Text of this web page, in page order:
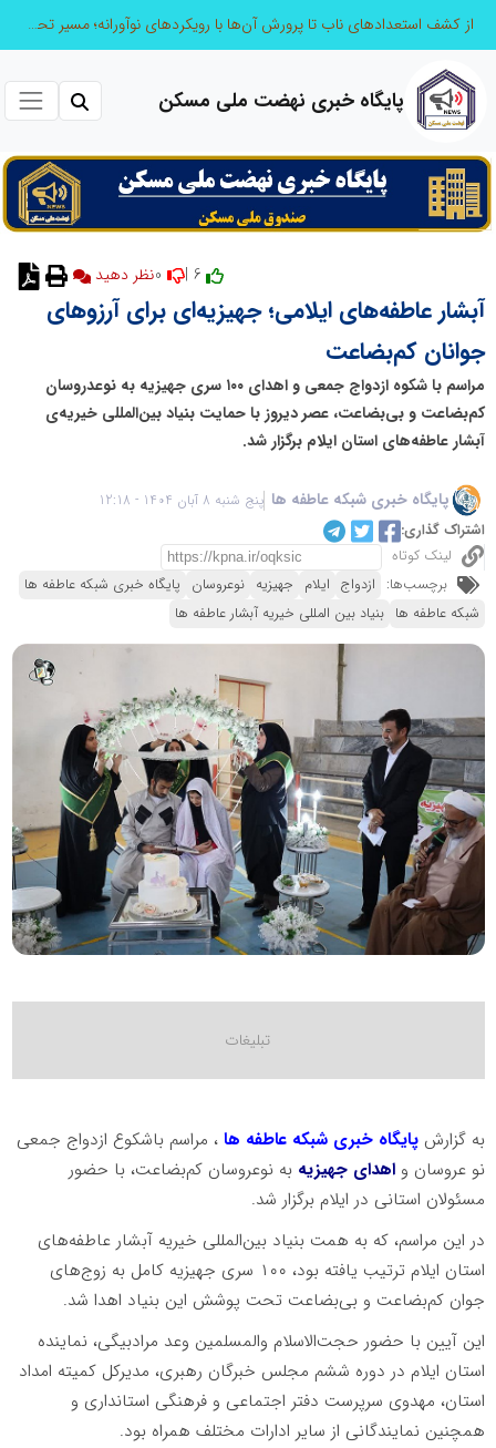
از کشف استعدادهای ناب تا پرورش آن‌ها با رویکردهای نوآورانه؛ مسیر تحول‌آفرین شنای ایران در سطح جهانی
پایگاه خبری نهضت ملی مسکن
نظر دهید
آبشار عاطفه‌های ایلامی؛ جهیزیه‌ای برای آرزوهای
جوانان کم‌بضاعت
مراسم با شکوه ازدواج جمعی و اهدای ۱۰۰ سری جهیزیه به نوعدروسان
کم‌بضاعت و بی‌بضاعت، عصر دیروز با حمایت بنیاد بین‌المللی خیریه‌ی
آبشار عاطفه‌های استان ایلام برگزار شد.
پایگاه خبری شبکه عاطفه ها پنج شنبه 8 آبان 1404 - 12:18
اشتراک گذاری:
لینک کوتاه
برچسب‌ها: ازدواج ایلام جهیزیه نوعروسان پایگاه خبری شبکه عاطفه ها
شبکه عاطفه ها بنیاد بین المللی خیریه آبشار عاطفه ها
به گزارش پایگاه خبری شبکه عاطفه ها ، مراسم باشکوع ازدواج جمعی
نو عروسان و اهدای جهیزیه به نوعروسان کم‌بضاعت، با حضور
مسئولان استانی در ایلام برگزار شد.
در این مراسم، که به همت بنیاد بین‌المللی خیریه آبشار عاطفه‌های
استان ایلام ترتیب یافته بود، ۱۰۰ سری جهیزیه کامل به زوج‌های
جوان کم‌بضاعت و بی‌بضاعت تحت پوشش این بنیاد اهدا شد.
این آیین با حضور حجت‌الاسلام والمسلمین وعد مرادبیگی، نماینده
استان ایلام در دوره ششم مجلس خبرگان رهبری، مدیرکل کمیته امداد
استان، مهدوی سرپرست دفتر اجتماعی و فرهنگی استانداری و
همچنین نمایندگانی از سایر ادارات مختلف همراه بود.